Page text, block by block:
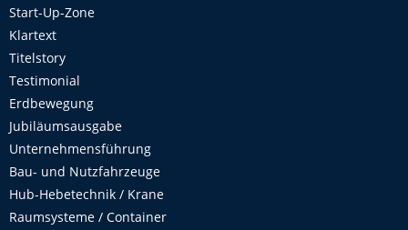
Start-Up-Zone
Klartext
Titelstory
Testimonial
Erdbewegung
Jubiläumsausgabe
Unternehmensführung
Bau- und Nutzfahrzeuge
Hub-Hebetechnik / Krane
Raumsysteme / Container